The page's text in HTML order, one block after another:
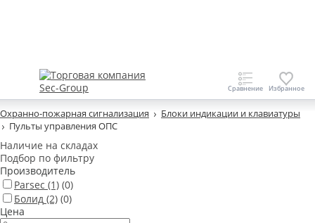
Охранно-пожарная сигнализация
Блоки индикации и клавиатуры
Пульты управления ОПС
Наличие на складах
Подбор по фильтру
Производитель
Parsec (1) (0)
Болид (2) (0)
Цена